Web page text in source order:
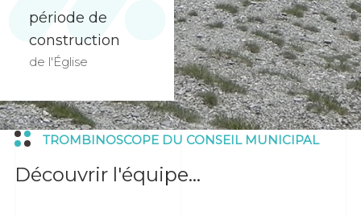
période de
construction
de l'Église
TROMBINOSCOPE DU CONSEIL MUNICIPAL
Découvrir l'équipe...